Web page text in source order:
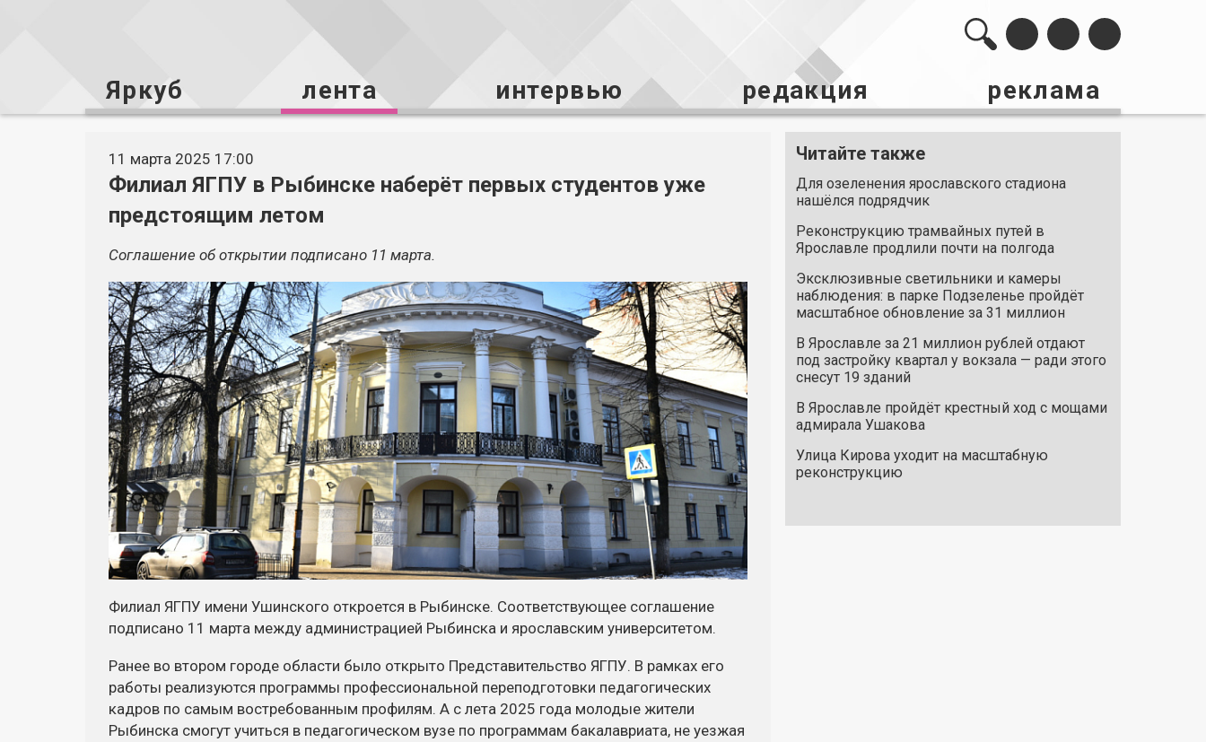
Яркуб лента интервью редакция реклама
11 марта 2025 17:00
Филиал ЯГПУ в Рыбинске наберёт первых студентов уже
предстоящим летом
Соглашение об открытии подписано 11 марта.
Филиал ЯГПУ имени Ушинского откроется в Рыбинске. Соответствующее соглашение
подписано 11 марта между администрацией Рыбинска и ярославским университетом.
Ранее во втором городе области было открыто Представительство ЯГПУ. В рамках его
работы реализуются программы профессиональной переподготовки педагогических
кадров по самым востребованным профилям. А с лета 2025 года молодые жители
Рыбинска смогут учиться в педагогическом вузе по программам бакалавриата, не уезжая
Читайте также
Для озеленения ярославского стадиона
нашёлся подрядчик
Реконструкцию трамвайных путей в
Ярославле продлили почти на полгода
Эксклюзивные светильники и камеры
наблюдения: в парке Подзеленье пройдёт
масштабное обновление за 31 миллион
В Ярославле за 21 миллион рублей отдают
под застройку квартал у вокзала — ради этого
снесут 19 зданий
В Ярославле пройдёт крестный ход с мощами
адмирала Ушакова
Улица Кирова уходит на масштабную
реконструкцию